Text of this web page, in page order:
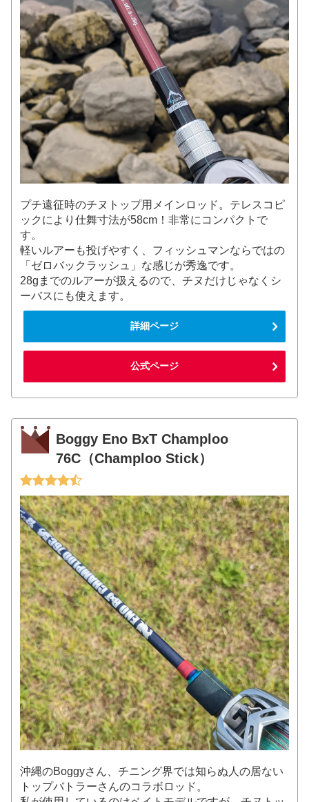
プチ遠征時のチヌトップ用メインロッド。テレスコピ
ックにより仕舞寸法が58cm！非常にコンパクトで
す。
軽いルアーも投げやすく、フィッシュマンならではの
「ゼロバックラッシュ」な感じが秀逸です。
28gまでのルアーが扱えるので、チヌだけじゃなくシ
ーバスにも使えます。
詳細ページ
公式ページ
Boggy Eno BxT Champloo
76C（Champloo Stick）
沖縄のBoggyさん、チニング界では知らぬ人の居ない
トップバトラーさんのコラボロッド。